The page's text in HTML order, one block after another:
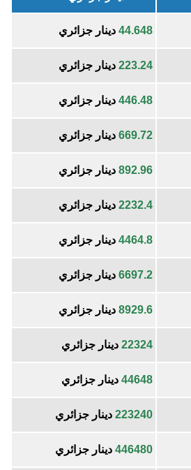
44.648 دينار جزائري
223.24 دينار جزائري
446.48 دينار جزائري
669.72 دينار جزائري
892.96 دينار جزائري
2232.4 دينار جزائري
4464.8 دينار جزائري
6697.2 دينار جزائري
8929.6 دينار جزائري
22324 دينار جزائري
44648 دينار جزائري
223240 دينار جزائري
446480 دينار جزائري